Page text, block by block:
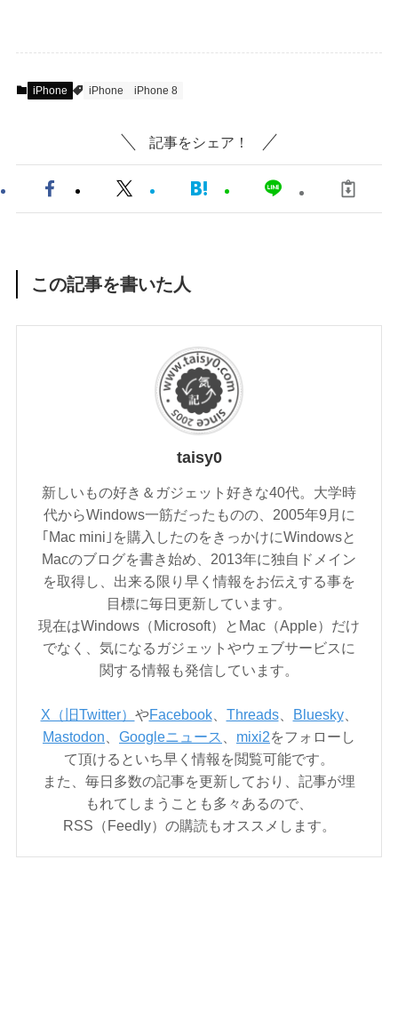
iPhone iPhone iPhone 8
記事をシェア！
この記事を書いた人
taisy0
新しいもの好き＆ガジェット好きな40代。大学時
代からWindows一筋だったものの、2005年9月に
｢Mac mini｣を購入したのをきっかけにWindowsと
Macのブログを書き始め、2013年に独自ドメイン
を取得し、出来る限り早く情報をお伝えする事を
目標に毎日更新しています。
現在はWindows（Microsoft）とMac（Apple）だけ
でなく、気になるガジェットやウェブサービスに
関する情報も発信しています。
X（旧Twitter） やFacebook、 Threads、 Bluesky、
Mastodon
Googleニュース mixi2をフォローし
て頂けるといち早く情報を閲覧可能です。
また、毎日多数の記事を更新しており、記事が埋
もれてしまうことも多々あるので、
RSS（Feedly）の購読もオススメします。